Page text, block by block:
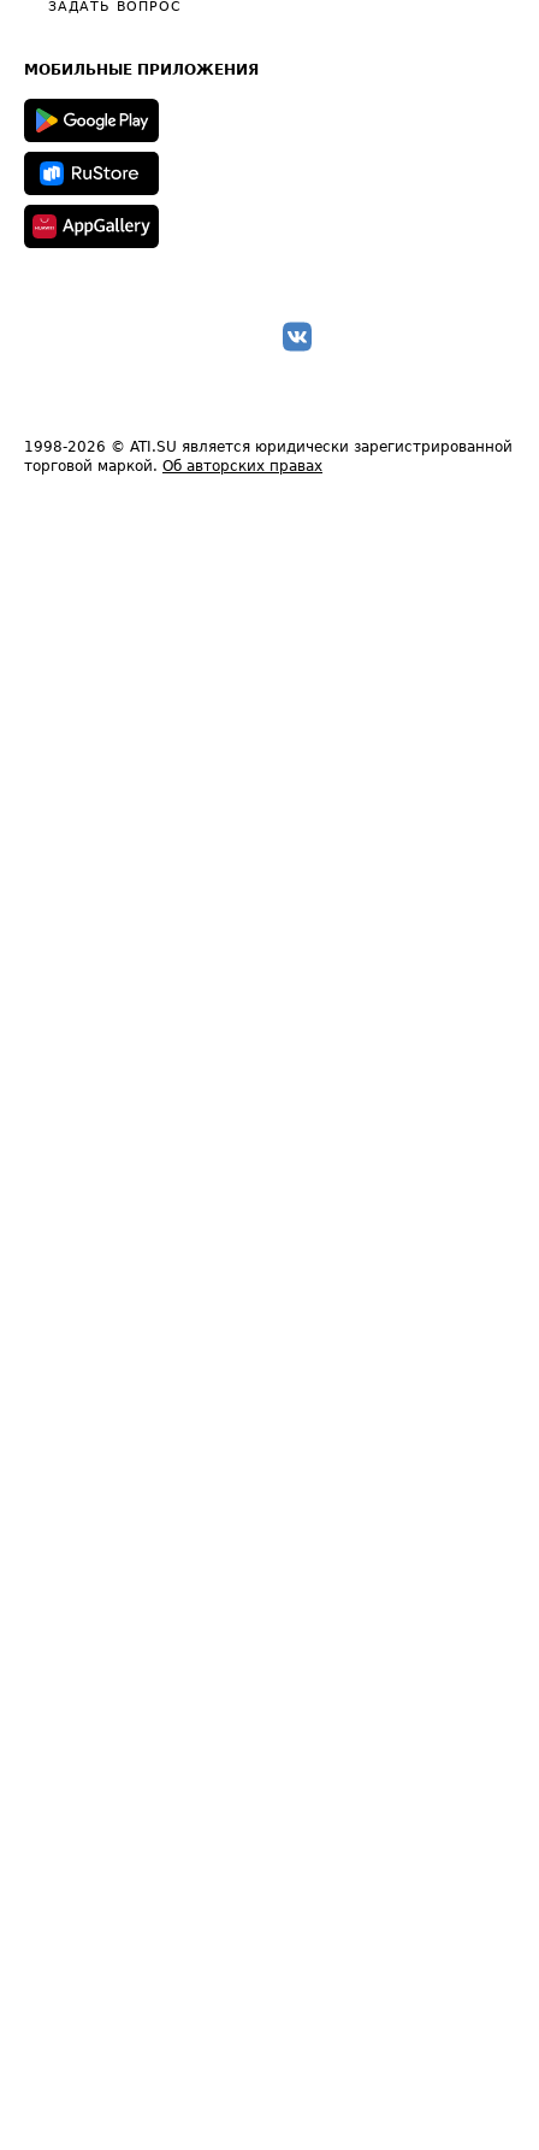
Общие положения
Техническая информация
ЗАДАТЬ ВОПРОС
МОБИЛЬНЫЕ ПРИЛОЖЕНИЯ
1998-2026 © ATI.SU является юридически зарегистрированной
торговой маркой. Об авторских правах